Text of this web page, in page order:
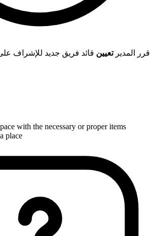
قرر المديرتعيين قائد فريق جديد للإشراف
with the necessary or proper items
a place